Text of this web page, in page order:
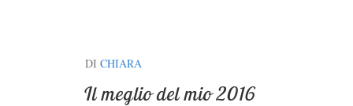
DI CHIARA
Il meglio del mio 2016